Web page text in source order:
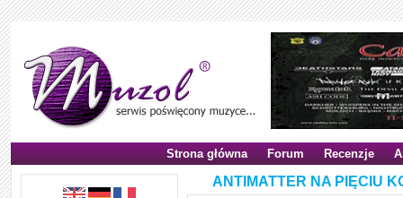
Strona główna Forum Recenzje
ANTIMATTER NA PIĘCIU